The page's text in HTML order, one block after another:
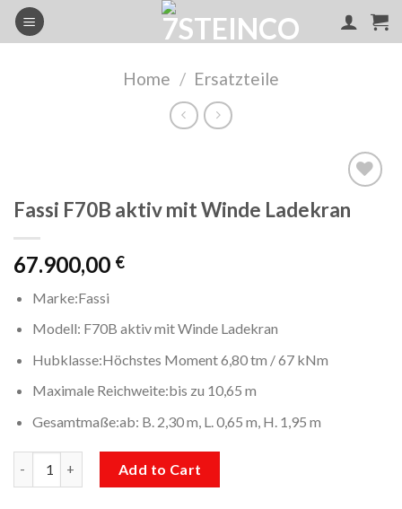
Skip
Home / Ersatzteile
Fassi F70B aktiv mit Winde Ladekran
67.900,00 €
Marke:Fassi
Modell: F70B aktiv mit Winde Ladekran
Hubklasse:Höchstes Moment 6,80 tm / 67 kNm
Maximale Reichweite:bis zu 10,65 m
Gesamtmaße:ab: B. 2,30 m, L. 0,65 m, H. 1,95 m
Add to Cart